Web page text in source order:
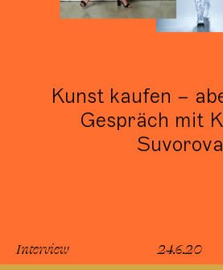
Kunst kaufen –
Gespräch mit
Suvorova
Interview 24.6.20